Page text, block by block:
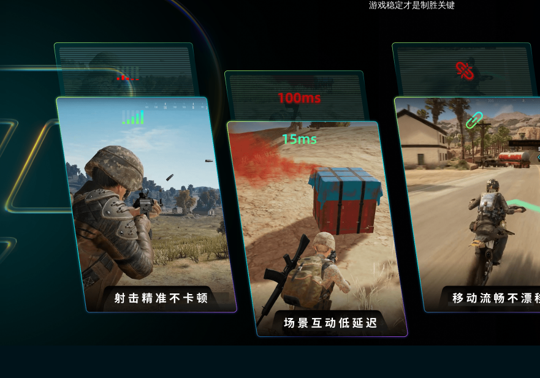
游戏稳定才是制胜关键